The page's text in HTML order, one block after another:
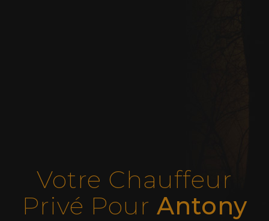
Votre Chauffeur
Privé Pour Antony